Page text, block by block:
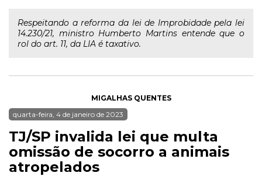
Respeitando a reforma da lei de Improbidade pela lei
14.230/21, ministro Humberto Martins entende que o
rol do art. 11, da LIA é taxativo.
MIGALHAS QUENTES
quarta-feira, 4 de janeiro de 2023
TJ/SP invalida lei que multa
omissão de socorro a animais
atropelados